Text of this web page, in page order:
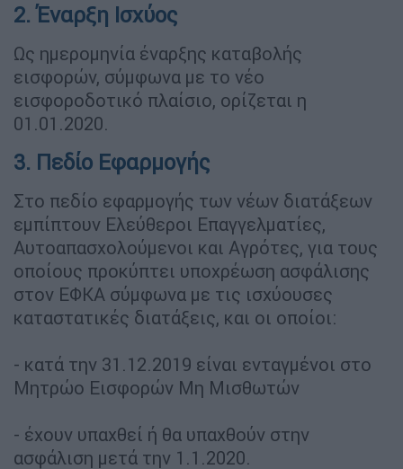
2. Έναρξη Ισχύος
Ως ημερομηνία έναρξης καταβολής
εισφορών, σύμφωνα με το νέο
εισφοροδοτικό πλαίσιο, ορίζεται η
01.01.2020.
3. Πεδίο Εφαρμογής
Στο πεδίο εφαρμογής των νέων διατάξεων
εμπίπτουν Ελεύθεροι Επαγγελματίες,
Αυτοαπασχολούμενοι και Αγρότες, για τους
οποίους προκύπτει υποχρέωση ασφάλισης
στον ΕΦΚΑ σύμφωνα με τις ισχύουσες
καταστατικές διατάξεις, και οι οποίοι:
- κατά την 31.12.2019 είναι ενταγμένοι στο
Μητρώο Εισφορών Μη Μισθωτών
- έχουν υπαχθεί ή θα υπαχθούν στην
ασφάλιση μετά την 1.1.2020.